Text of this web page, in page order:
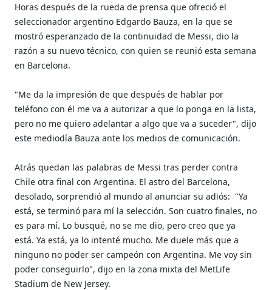
Horas después de la rueda de prensa que ofreció el
seleccionador argentino Edgardo Bauza, en la que se
mostró esperanzado de la continuidad de Messi, dio la
razón a su nuevo técnico, con quien se reunió esta semana
en Barcelona.
"Me da la impresión de que después de hablar por
teléfono con él me va a autorizar a que lo ponga en la lista,
pero no me quiero adelantar a algo que va a suceder", dijo
este mediodía Bauza ante los medios de comunicación.
Atrás quedan las palabras de Messi tras perder contra
Chile otra final con Argentina. El astro del Barcelona,
desolado, sorprendió al mundo al anunciar su adiós: "Ya
está, se terminó para mí la selección. Son cuatro finales, no
es para mí. Lo busqué, no se me dio, pero creo que ya
está. Ya está, ya lo intenté mucho. Me duele más que a
ninguno no poder ser campeón con Argentina. Me voy sin
poder conseguirlo", dijo en la zona mixta del MetLife
Stadium de New Jersey.